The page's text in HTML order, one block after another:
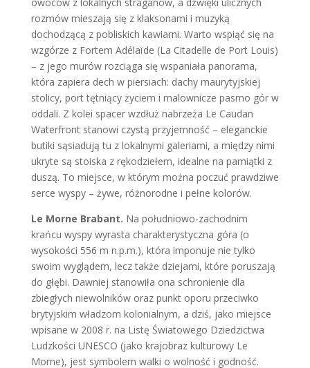
rozmów mieszają się z klaksonami i muzyką
dochodzącą z pobliskich kawiarni. Warto wspiąć się na
wzgórze z Fortem Adélaïde (La Citadelle de Port Louis)
– z jego murów rozciąga się wspaniała panorama,
która zapiera dech w piersiach: dachy maurytyjskiej
stolicy, port tętniący życiem i malownicze pasmo gór w
oddali. Z kolei spacer wzdłuż nabrzeża Le Caudan
Waterfront stanowi czystą przyjemność – eleganckie
butiki sąsiadują tu z lokalnymi galeriami, a między nimi
ukryte są stoiska z rękodziełem, idealne na pamiątki z
duszą. To miejsce, w którym można poczuć prawdziwe
serce wyspy – żywe, różnorodne i pełne kolorów.
Le Morne Brabant. Na południowo-zachodnim
krańcu wyspy wyrasta charakterystyczna góra (o
wysokości 556 m n.p.m.), która imponuje nie tylko
swoim wyglądem, lecz także dziejami, które poruszają
do głębi. Dawniej stanowiła ona schronienie dla
zbiegłych niewolników oraz punkt oporu przeciwko
brytyjskim władzom kolonialnym, a dziś, jako miejsce
wpisane w 2008 r. na Listę Światowego Dziedzictwa
Ludzkości UNESCO (jako krajobraz kulturowy Le
Morne), jest symbolem walki o wolność i godność.